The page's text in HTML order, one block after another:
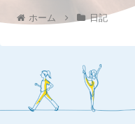
ホーム 日記